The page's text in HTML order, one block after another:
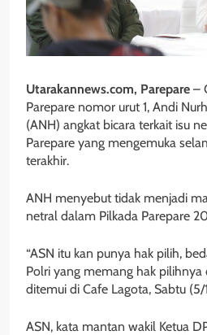
Utarakannews.com, Parepare –
Parepare nomor urut 1, Andi
(ANH) angkat bicara terkait isu
Parepare yang mengemuka
terakhir.
ANH menyebut tidak menjadi
netral dalam Pilkada Parepare
“ASN itu kan punya hak pilih,
Polri yang memang hak pilihnya
ditemui di Cafe Lagota, Sabtu
ASN, kata mantan wakil Ketua